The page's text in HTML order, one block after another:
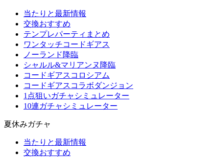
当たりと最新情報
交換おすすめ
テンプレパーティまとめ
ワンタッチコードギアス
ノーランド降臨
シャルル&マリアンヌ降臨
コードギアスコロシアム
コードギアスコラボダンジョン
1点狙いガチャシミュレーター
10連ガチャシミュレーター
夏休みガチャ
当たりと最新情報
交換おすすめ